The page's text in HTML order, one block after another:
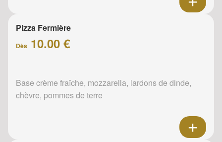
Pizza Fermière
Dès 10.00 €
Base crème fraîche, mozzarella, lardons de dinde,
chèvre, pommes de terre